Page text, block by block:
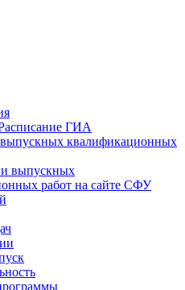
ГИА
квалификационных
выпускных
работ на сайте СФУ